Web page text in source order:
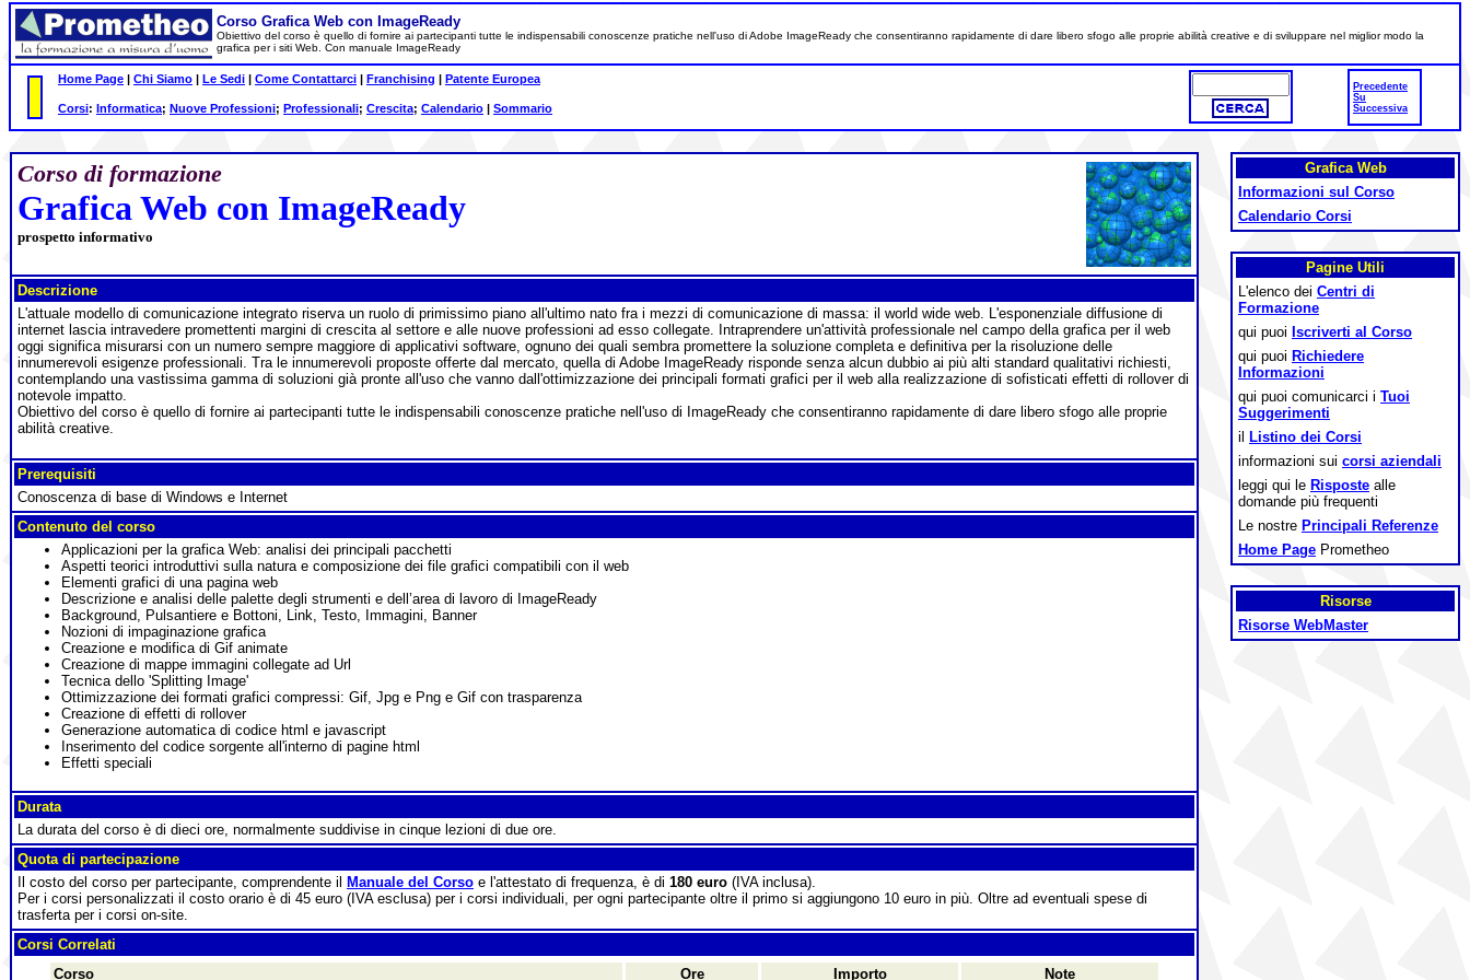
Corso Grafica Web con ImageReady
Obiettivo del corso è quello di fornire ai partecipanti tutte le indispensabili conoscenze pratiche nell'uso di Adobe ImageReady che consentiranno rapidamente di dare libero sfogo alle proprie abilità creative e di sviluppare nel miglior modo la
grafica per i siti Web. Con manuale ImageReady
Home Page | Chi Siamo | Le Sedi | Come Contattarci | Franchising | Patente Europea
Precedente
Su
Successiva
Corsi: Informatica; Nuove Professioni; Professionali; Crescita; Calendario | Sommario
Corso di formazione
Grafica Web con ImageReady
prospetto informativo
Descrizione
L'attuale modello di comunicazione integrato riserva un ruolo di primissimo piano all'ultimo nato fra i mezzi di comunicazione di massa: il world wide web. L'esponenziale diffusione di
internet lascia intravedere promettenti margini di crescita al settore e alle nuove professioni ad esso collegate. Intraprendere un'attività professionale nel campo della grafica per il web
oggi significa misurarsi con un numero sempre maggiore di applicativi software, ognuno dei quali sembra promettere la soluzione completa e definitiva per la risoluzione delle
innumerevoli esigenze professionali. Tra le innumerevoli proposte offerte dal mercato, quella di Adobe ImageReady risponde senza alcun dubbio ai più alti standard qualitativi richiesti,
contemplando una vastissima gamma di soluzioni già pronte all'uso che vanno dall'ottimizzazione dei principali formati grafici per il web alla realizzazione di sofisticati effetti di rollover di
notevole impatto.
Obiettivo del corso è quello di fornire ai partecipanti tutte le indispensabili conoscenze pratiche nell'uso di ImageReady che consentiranno rapidamente di dare libero sfogo alle proprie
abilità creative.
Prerequisiti
Conoscenza di base di Windows e Internet
Contenuto del corso
Applicazioni per la grafica Web: analisi dei principali pacchetti
Aspetti teorici introduttivi sulla natura e composizione dei file grafici compatibili con il web
Elementi grafici di una pagina web
Descrizione e analisi delle palette degli strumenti e dell’area di lavoro di ImageReady
Background, Pulsantiere e Bottoni, Link, Testo, Immagini, Banner
Nozioni di impaginazione grafica
Creazione e modifica di Gif animate
Creazione di mappe immagini collegate ad Url
Tecnica dello 'Splitting Image'
Ottimizzazione dei formati grafici compressi: Gif, Jpg e Png e Gif con trasparenza
Creazione di effetti di rollover
Generazione automatica di codice html e javascript
Inserimento del codice sorgente all'interno di pagine html
Effetti speciali
Durata
La durata del corso è di dieci ore, normalmente suddivise in cinque lezioni di due ore.
Quota di partecipazione
Il costo del corso per partecipante, comprendente il
Manuale del Corso e l'attestato di frequenza, è di 180 euro (IVA inclusa).
Per i corsi personalizzati il costo orario è di 45 euro (IVA esclusa) per i corsi individuali, per ogni partecipante oltre il primo si aggiungono 10 euro in più. Oltre ad eventuali spese di
trasferta per i corsi on-site.
Corsi Correlati
Corso
Ore Importo Note
Grafica Web
Informazioni sul Corso
Calendario Corsi
Pagine Utili
L'elenco dei Centri di
Formazione
qui puoi Iscriverti al Corso
qui puoi Richiedere
Informazioni
qui puoi comunicarci i Tuoi
Suggerimenti
il
Listino dei Corsi
informazioni sui corsi aziendali
leggi qui le Risposte alle
domande più frequenti
Le nostre Principali Referenze
Home Page Prometheo
Risorse
Risorse WebMaster